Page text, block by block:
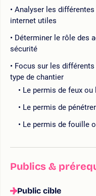
Analyser les
internet utiles
Déterminer le rôle des
sécurité
Focus sur les
type de chantier
Le permis de feux
Le permis de
Le permis de fouille
Publics &
Public cible